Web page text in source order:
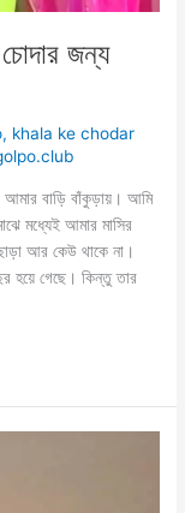
জন্য
, khala ke chodar
বাড়ি বাঁকুড়ায়। আমি
মধ্যেই আমার মাসির
আর কেউ থাকে না।
হয়ে গেছে। কিন্তু তার